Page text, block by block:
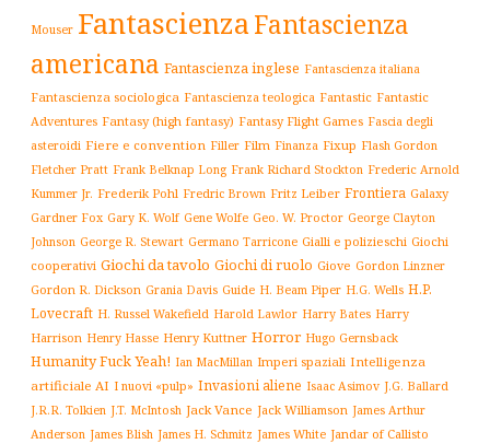
Mouser FantascienzaFantascienza
americana Fantascienza inglese Fantascienza italiana
Fantascienza sociologica Fantascienza teologica Fantastic Fantastic
Adventures Fantasy (high fantasy) Fantasy Flight Games Fascia degli
asteroidi Fiere e convention Filler Film Finanza Fixup Flash Gordon
Fletcher Pratt Frank Belknap Long Frank Richard Stockton Frederic Arnold
Kummer Jr. Frederik Pohl Fredric Brown Fritz Leiber Frontiera Galaxy
Gardner Fox Gary K. Wolf Gene Wolfe Geo. W. Proctor George Clayton
Johnson George R. Stewart Germano Tarricone Gialli e polizieschi Giochi
cooperativi Giochi da tavolo Giochi di ruolo Giove Gordon Linzner
Gordon R. Dickson Grania Davis Guide H. Beam Piper H.G. Wells H.P.
Lovecraft H. Russel Wakefield Harold Lawlor Harry Bates Harry
Harrison Henry Hasse Henry Kuttner Horror Hugo Gernsback
Humanity Fuck Yeah! Ian MacMillan Imperi spaziali Intelligenza
artificiale AI I nuovi «pulp» Invasioni aliene Isaac Asimov J.G. Ballard
J.R.R. Tolkien J.T. McIntosh Jack Vance Jack Williamson James Arthur
Anderson James Blish James H. Schmitz James White Jandar of Callisto